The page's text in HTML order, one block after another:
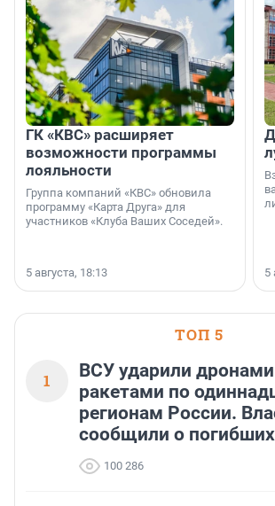
ГК «КВС» расширяет
возможности программы
лояльности
Группа компаний «КВС» обновила
программу «Карта Друга» для
участников «Клуба Ваших Соседей».
5 августа, 18:13 5
ТОП 5
1
ВСУ ударили
ракетами по
регионам России.
сообщили о
100 286